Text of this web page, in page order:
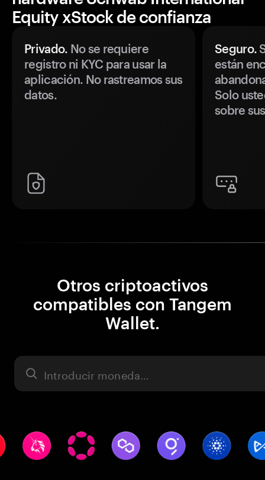
Equity xStock de confianza
Privado. No se requiere
registro ni KYC para usar la
aplicación. No rastreamos sus
datos.
Seguro.
están
Solo
sobre
Otros criptoactivos
compatibles con Tangem
Wallet.
Activo